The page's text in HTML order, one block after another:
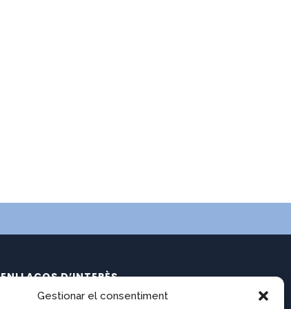
Gestionar el consentiment
ENLLAÇOS D’INTERÈS
Calendari